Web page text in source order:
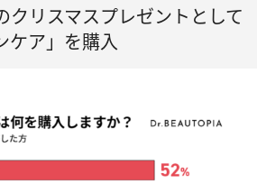
クリスマスプレゼントとして
ケア」を購入